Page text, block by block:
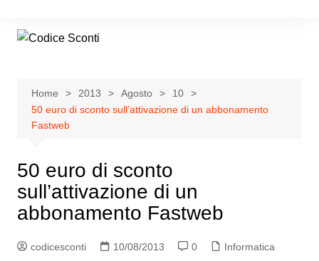
contenuto
Home 2013 Agosto
10
50 euro di sconto sull’attivazione di un abbonamento
Fastweb
50 euro di sconto
sull’attivazione di un
abbonamento Fastweb
codicesconti 10/08/2013 0 Informatica